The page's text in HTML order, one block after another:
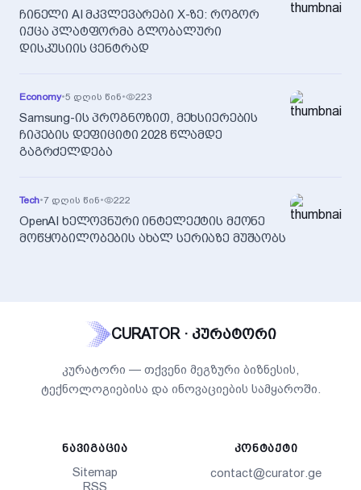
ჩინელი AI მკვლევარები X-ზე: როგორ
იქცა პლატფორმა გლობალური
დისკუსიის ცენტრად
Economy•5 დღის წინ• 223
Samsung-ის პროგნოზით, მეხსიერების
ჩიპების დეფიციტი 2028 წლამდე
გაგრძელდება
Tech•7 დღის წინ• 222
OpenAI ხელოვნური ინტელექტის მქონე
მოწყობილობების ახალ სერიაზე მუშაობს
CURATOR · კურატორი
კურატორი — თქვენი მეგზური ბიზნესის,
ტექნოლოგიებისა და ინოვაციების სამყაროში.
ᲜᲐᲕᲘᲒᲐᲪᲘᲐ
Sitemap
RSS
ᲙᲝᲜᲢᲐᲥᲢᲘ
contact@curator.ge